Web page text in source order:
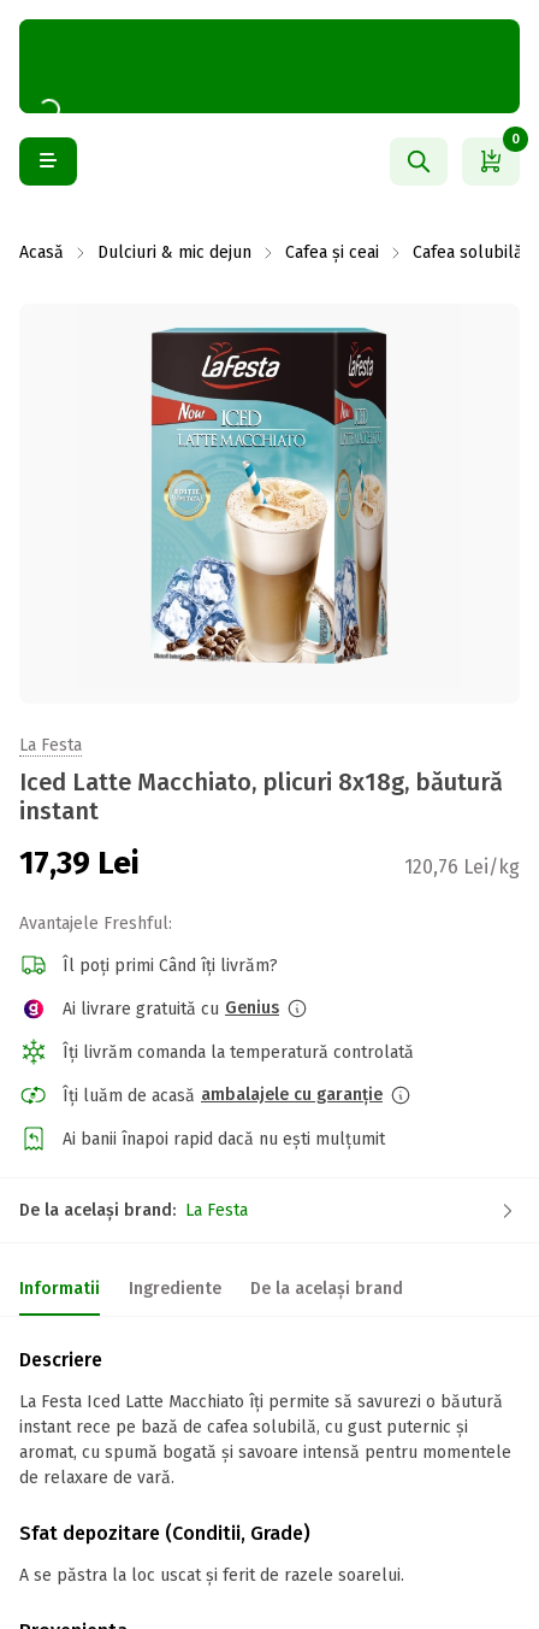
0
Acasă Dulciuri & mic dejun Cafea și ceai Cafea solubilă
La Festa
Iced Latte Macchiato, plicuri 8x18g, băutură
instant
17,39 Lei 120,76 Lei/kg
Avantajele Freshful:
Îl poți primi Când îți livrăm?
Ai livrare gratuită cu Genius
Îți livrăm comanda la temperatură controlată
Îți luăm de acasă ambalajele cu garanție
Ai banii înapoi rapid dacă nu ești mulțumit
De la același brand: La Festa
Informatii Ingrediente De la același brand
Descriere
La Festa Iced Latte Macchiato îți permite să savurezi o băutură
instant rece pe bază de cafea solubilă, cu gust puternic și
aromat, cu spumă bogată și savoare intensă pentru momentele
de relaxare de vară.
Sfat depozitare (Conditii, Grade)
A se păstra la loc uscat și ferit de razele soarelui.